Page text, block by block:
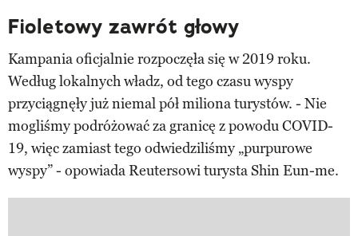
Fioletowy zawrót głowy
Kampania oficjalnie rozpoczęła się w 2019 roku.
Według lokalnych władz, od tego czasu wyspy
przyciągnęły już niemal pół miliona turystów. - Nie
mogliśmy podróżować za granicę z powodu COVID-
19, więc zamiast tego odwiedziliśmy „purpurowe
wyspy” - opowiada Reutersowi turysta Shin Eun-me.